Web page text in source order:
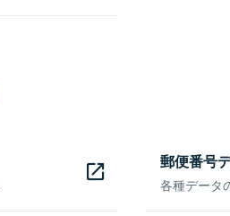
郵便番号
各種データ